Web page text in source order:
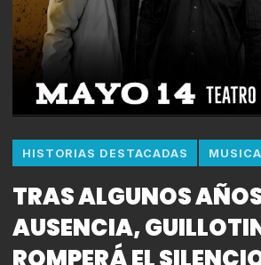
HISTORIAS DESTACADAS MUSICA
TRAS ALGUNOS
AUSENCIA,